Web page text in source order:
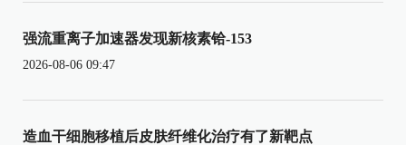
强流重离子加速器发现新核素铪-153
2026-08-06 09:47
造血干细胞移植后皮肤纤维化治疗有了新靶点